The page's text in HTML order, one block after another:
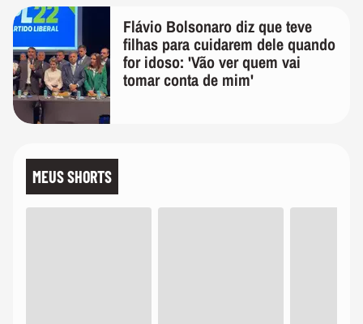
Flávio Bolsonaro diz que teve
filhas para cuidarem dele quando
for idoso: 'Vão ver quem vai
tomar conta de mim'
MEUS SHORTS